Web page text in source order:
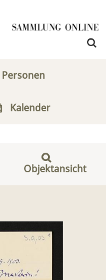
Personen
Kalender
Objektansicht